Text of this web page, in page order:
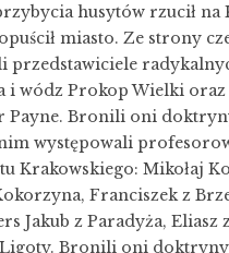
husytów rzucił na
miasto. Ze strony
przedstawiciele
i wódz Prokop Wielki
Payne. Bronili oni
występowali
Krakowskiego: Mikołaj
Franciszek z
Jakub z Paradyża,
Ligoty. Bronili oni